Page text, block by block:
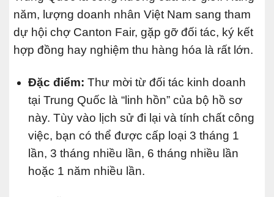
năm, lượng doanh nhân Việt Nam sang tham
dự hội chợ Canton Fair, gặp gỡ đối tác, ký kết
hợp đồng hay nghiệm thu hàng hóa là rất lớn.
Đặc điểm: Thư mời từ đối tác kinh doanh
tại Trung Quốc là “linh hồn” của bộ hồ sơ
này. Tùy vào lịch sử đi lại và tính chất công
việc, bạn có thể được cấp loại 3 tháng 1
lần, 3 tháng nhiều lần, 6 tháng nhiều lần
hoặc 1 năm nhiều lần.